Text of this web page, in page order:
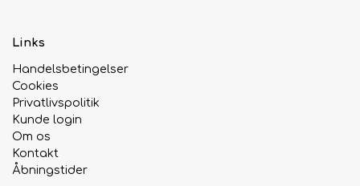
Links
Handelsbetingelser
Cookies
Privatlivspolitik
Kunde login
Om os
Kontakt
Åbningstider